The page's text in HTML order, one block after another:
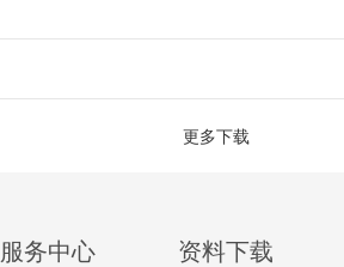
更多下载
服务中心 资料下载